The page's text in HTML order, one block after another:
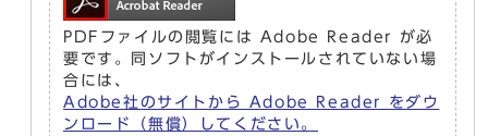
PDFファイルの閲覧には Adobe Reader が必
要です。同ソフトがインストールされていない場
合には、
Adobe社のサイトから Adobe Reader をダウ
ンロード（無償）してください。